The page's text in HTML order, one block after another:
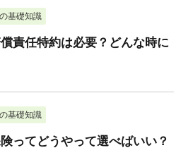
基礎知識
責任特約は必要？どんな時に
基礎知識
ってどうやって選べばいい？